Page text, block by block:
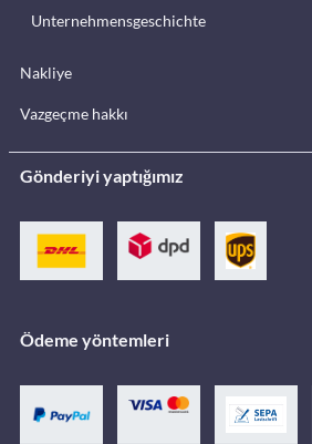
Unternehmensgeschichte
Nakliye
Vazgeçme hakkı
Gönderiyi yaptığımız
Ödeme yöntemleri